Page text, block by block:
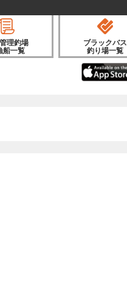
理釣場
船一覧
ブラックバス
釣り場一覧